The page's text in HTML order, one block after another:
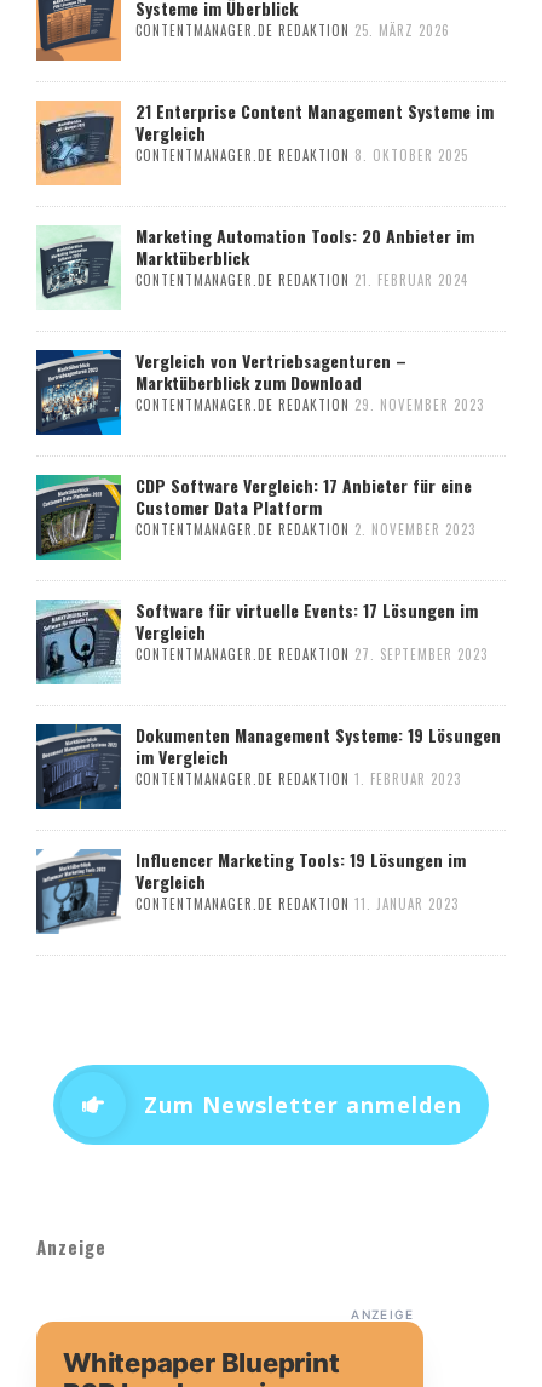
Systeme im Überblick
CONTENTMANAGER.DE REDAKTION 25. MÄRZ 2026
21 Enterprise Content Management Systeme im
Vergleich
CONTENTMANAGER.DE REDAKTION 8. OKTOBER 2025
Marketing Automation Tools: 20 Anbieter im
Marktüberblick
CONTENTMANAGER.DE REDAKTION 21. FEBRUAR 2024
Vergleich von Vertriebsagenturen –
Marktüberblick zum Download
CONTENTMANAGER.DE REDAKTION 29. NOVEMBER 2023
CDP Software Vergleich: 17 Anbieter für eine
Customer Data Platform
CONTENTMANAGER.DE REDAKTION 2. NOVEMBER 2023
Software für virtuelle Events: 17 Lösungen im
Vergleich
CONTENTMANAGER.DE REDAKTION 27. SEPTEMBER 2023
Dokumenten Management Systeme: 19 Lösungen
im Vergleich
CONTENTMANAGER.DE REDAKTION 1. FEBRUAR 2023
Influencer Marketing Tools: 19 Lösungen im
Vergleich
CONTENTMANAGER.DE REDAKTION 11. JANUAR 2023
Zum Newsletter anmelden
Anzeige